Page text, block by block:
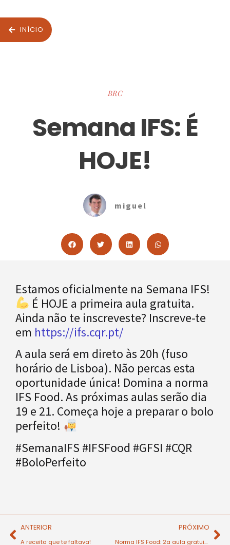
INÍCIO
BRC
Semana IFS: É
HOJE!
miguel
Estamos oficialmente na Semana IFS!
É HOJE a primeira aula gratuita.
Ainda não te inscreveste? Inscreve-te
em https://ifs.cqr.pt/
A aula será em direto às 20h (fuso
horário de Lisboa). Não percas esta
oportunidade única! Domina a norma
IFS Food. As próximas aulas serão dia
19 e 21. Começa hoje a preparar o bolo
perfeito!
#SemanaIFS #IFSFood #GFSI #CQR
#BoloPerfeito
ANTERIOR
A receita que te faltava!
PRÓXIMO
Norma IFS Food: 2a aula gratuita!